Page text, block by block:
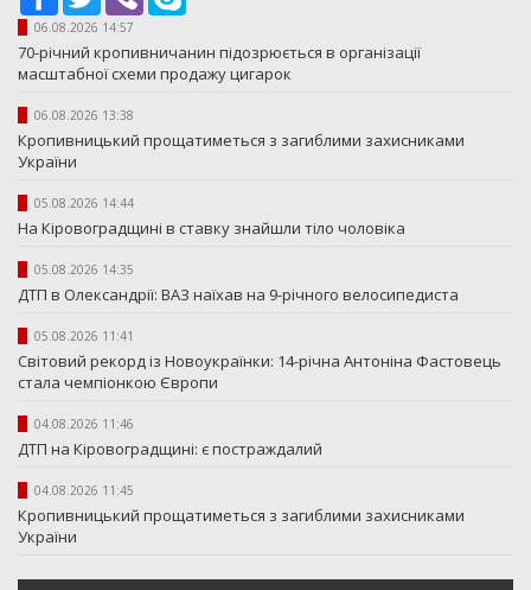
06.08.2026 14:57
70-річний кропивничанин підозрюється в організації
масштабної схеми продажу цигарок
06.08.2026 13:38
Кропивницький прощатиметься з загиблими захисниками
України
05.08.2026 14:44
На Кіровоградщині в ставку знайшли тіло чоловіка
05.08.2026 14:35
ДТП в Олександрії: ВАЗ наїхав на 9-річного велосипедиста
05.08.2026 11:41
Світовий рекорд із Новоукраїнки: 14-річна Антоніна Фастовець
стала чемпіонкою Європи
04.08.2026 11:46
ДТП на Кіровоградщині: є постраждалий
04.08.2026 11:45
Кропивницький прощатиметься з загиблими захисниками
України